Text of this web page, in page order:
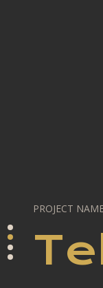
PROJECT